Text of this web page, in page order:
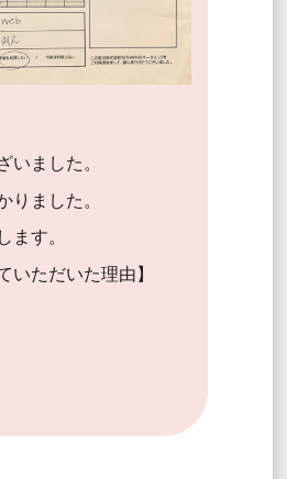
いました。
りました。
ます。
いただいた理由】